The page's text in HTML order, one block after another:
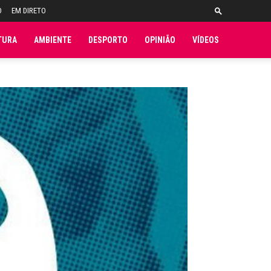
EM DIRETO
AMBIENTE DESPORTO OPINIÃO VÍDEOS